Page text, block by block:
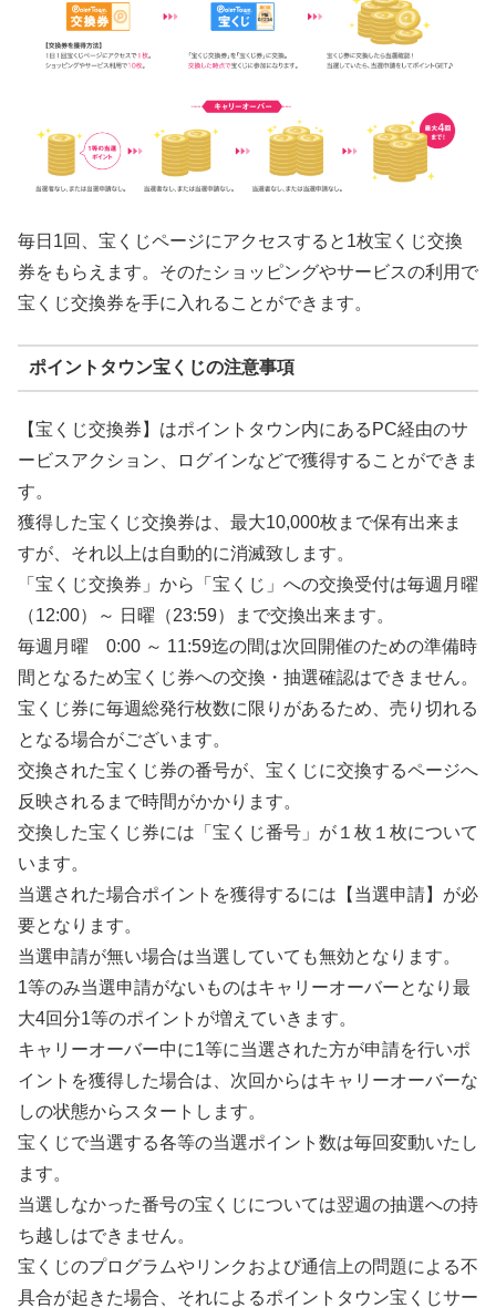
毎日1回、宝くじページにアクセスすると1枚宝くじ交換
券をもらえます。そのたショッピングやサービスの利用で
宝くじ交換券を手に入れることができます。
ポイントタウン宝くじの注意事項
【宝くじ交換券】はポイントタウン内にあるPC経由のサ
ービスアクション、ログインなどで獲得することができま
す。
獲得した宝くじ交換券は、最大10,000枚まで保有出来ま
すが、それ以上は自動的に消滅致します。
「宝くじ交換券」から「宝くじ」への交換受付は毎週月曜
（12:00）～ 日曜（23:59）まで交換出来ます。
毎週月曜 0:00 ～ 11:59迄の間は次回開催のための準備時
間となるため宝くじ券への交換・抽選確認はできません。
宝くじ券に毎週総発行枚数に限りがあるため、売り切れる
となる場合がございます。
交換された宝くじ券の番号が、宝くじに交換するページへ
反映されるまで時間がかかります。
交換した宝くじ券には「宝くじ番号」が１枚１枚について
います。
当選された場合ポイントを獲得するには【当選申請】が必
要となります。
当選申請が無い場合は当選していても無効となります。
1等のみ当選申請がないものはキャリーオーバーとなり最
大4回分1等のポイントが増えていきます。
キャリーオーバー中に1等に当選された方が申請を行いポ
イントを獲得した場合は、次回からはキャリーオーバーな
しの状態からスタートします。
宝くじで当選する各等の当選ポイント数は毎回変動いたし
ます。
当選しなかった番号の宝くじについては翌週の抽選への持
ち越しはできません。
宝くじのプログラムやリンクおよび通信上の問題による不
具合が起きた場合、それによるポイントタウン宝くじサー